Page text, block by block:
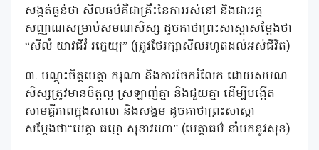
សង្កត់ធ្ងន់ថា សីលធម៌គឺជាគ្រឹះនៃការរស់នៅ និងជាអត្ត
សញ្ញាណសម្រាប់សមណសិស្ស ដូចគាថាព្រះសាស្តាសម្តែងថា
“សីលំ យាវជីវំ រក្ខេយ្យ” (ត្រូវថែរក្សាសីលរហូតដល់អស់ជីវិត)
៣. បណ្តុះចិត្តមេត្តា ករុណា និងការចែករំលែក ដោយសមណ
សិស្សត្រូវមានចិត្តល្អ ស្រឡាញ់គ្នា និងជួយគ្នា ដើម្បីបង្កើត
សាមគ្គីភាពក្នុងសាលា និងសង្គម ដូចគាថាព្រះសាស្តា
សម្តែងថា“មេត្តា ធម្មោ សុខាវហោ” (មេត្តាធម៌ នាំមកនូវសុខ)